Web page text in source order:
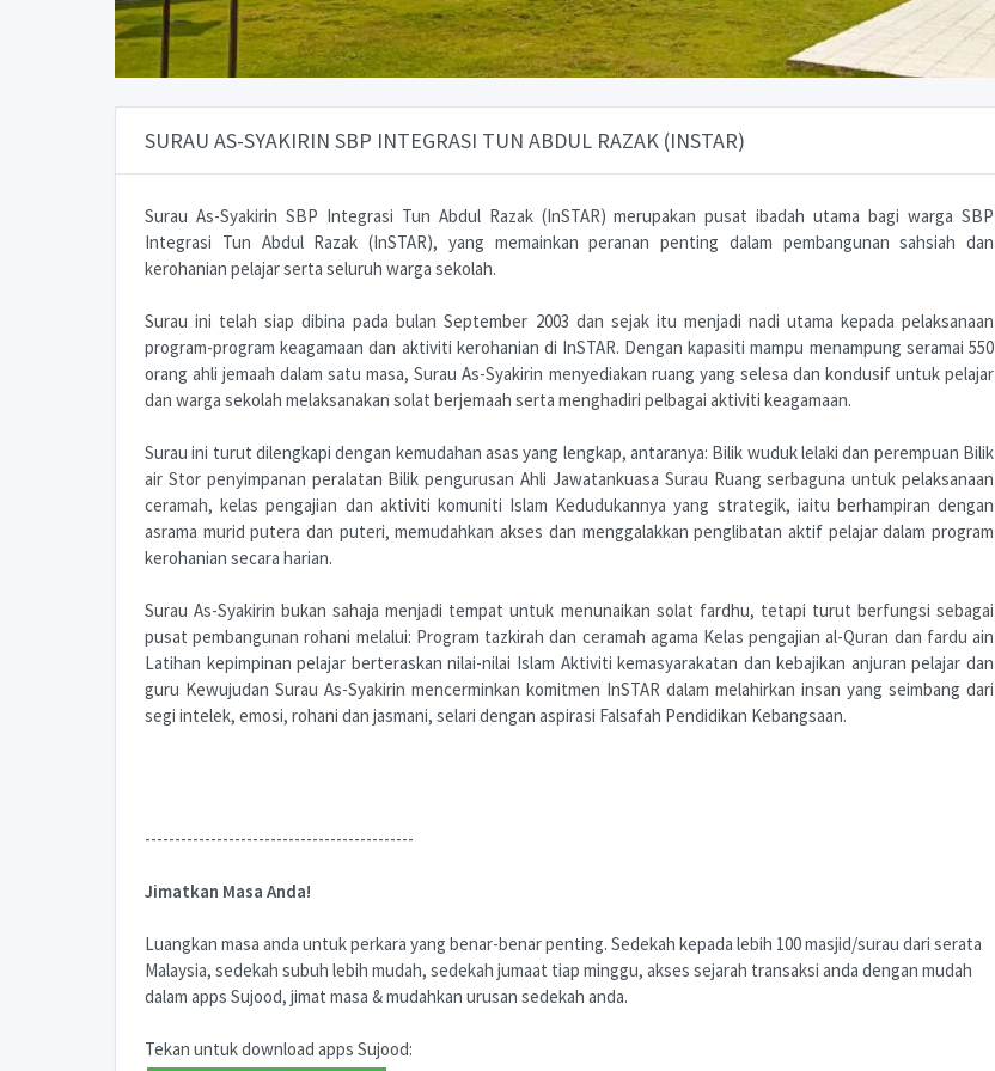
SURAU AS-SYAKIRIN SBP INTEGRASI TUN ABDUL RAZAK (INSTAR)
Surau As-Syakirin SBP Integrasi Tun Abdul Razak (InSTAR) merupakan pusat ibadah utama bagi warga SBP
Integrasi Tun Abdul Razak (InSTAR), yang memainkan peranan penting dalam pembangunan sahsiah dan
kerohanian pelajar serta seluruh warga sekolah.
Surau ini telah siap dibina pada bulan September 2003 dan sejak itu menjadi nadi utama kepada pelaksanaan
program-program keagamaan dan aktiviti kerohanian di InSTAR. Dengan kapasiti mampu menampung seramai 550
orang ahli jemaah dalam satu masa, Surau As-Syakirin menyediakan ruang yang selesa dan kondusif untuk pelajar
dan warga sekolah melaksanakan solat berjemaah serta menghadiri pelbagai aktiviti keagamaan.
Surau ini turut dilengkapi dengan kemudahan asas yang lengkap, antaranya: Bilik wuduk lelaki dan perempuan Bilik
air Stor penyimpanan peralatan Bilik pengurusan Ahli Jawatankuasa Surau Ruang serbaguna untuk pelaksanaan
ceramah, kelas pengajian dan aktiviti komuniti Islam Kedudukannya yang strategik, iaitu berhampiran dengan
asrama murid putera dan puteri, memudahkan akses dan menggalakkan penglibatan aktif pelajar dalam program
kerohanian secara harian.
Surau As-Syakirin bukan sahaja menjadi tempat untuk menunaikan solat fardhu, tetapi turut berfungsi sebagai
pusat pembangunan rohani melalui: Program tazkirah dan ceramah agama Kelas pengajian al-Quran dan fardu ain
Latihan kepimpinan pelajar berteraskan nilai-nilai Islam Aktiviti kemasyarakatan dan kebajikan anjuran pelajar dan
guru Kewujudan Surau As-Syakirin mencerminkan komitmen InSTAR dalam melahirkan insan yang seimbang dari
segi intelek, emosi, rohani dan jasmani, selari dengan aspirasi Falsafah Pendidikan Kebangsaan.
---------------------------------------------
Jimatkan Masa Anda!
Luangkan masa anda untuk perkara yang benar-benar penting. Sedekah kepada lebih 100 masjid/surau dari serata
Malaysia, sedekah subuh lebih mudah, sedekah jumaat tiap minggu, akses sejarah transaksi anda dengan mudah
dalam apps Sujood, jimat masa & mudahkan urusan sedekah anda.
Tekan untuk download apps Sujood: